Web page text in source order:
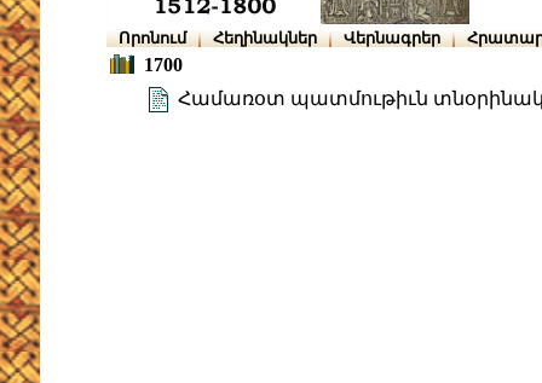
Որոնում Հեղինակներ Վերնագրեր
1700
Համառօտ պատմութիւն